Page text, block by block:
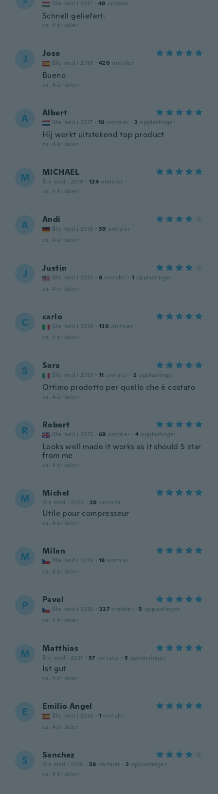
Ble med i 2017 · 48 omtaler
Schnell geliefert.
ca. 4 år siden
J Jose
Ble med i 2018 · 420 omtaler
Bueno
ca. 4 år siden
A Albert
Ble med i 2017 · 10 omtaler · 2 opplastinger
Hij werkt uitstekend top product
ca. 4 år siden
M MICHAEL
Ble med i 2019 · 124 omtaler
ca. 4 år siden
A Andi
Ble med i 2018 · 39 omtaler
ca. 4 år siden
J Justin
Ble med i 2015 · 8 omtaler · 1 opplastinger
ca. 4 år siden
C carlo
Ble med i 2018 · 130 omtaler
ca. 4 år siden
S Sara
Ble med i 2019 · 11 omtaler · 2 opplastinger
Ottimo prodotto per quello che è costato
ca. 4 år siden
R Robert
Ble med i 2015 · 68 omtaler · 4 opplastinger
Looks well made it works as it should 5 star
from me
ca. 4 år siden
M Michel
Ble med i 2020 · 20 omtaler
Utile pour compresseur
ca. 4 år siden
M Milan
Ble med i 2019 · 18 omtaler
ca. 4 år siden
P Pavel
Ble med i 2020 · 227 omtaler · 5 opplastinger
ca. 4 år siden
M Matthias
Ble med i 2021 · 37 omtaler · 3 opplastinger
Ist gut
ca. 4 år siden
E Emilio Angel
Ble med i 2016 · 1 omtaler
ca. 4 år siden
S Sanchez
Ble med i 2016 · 58 omtaler · 2 opplastinger
ca. 4 år siden